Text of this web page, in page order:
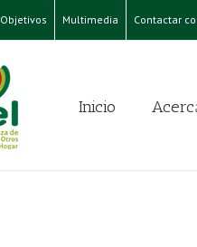
Objetivos Multimedia Contactar
Inicio